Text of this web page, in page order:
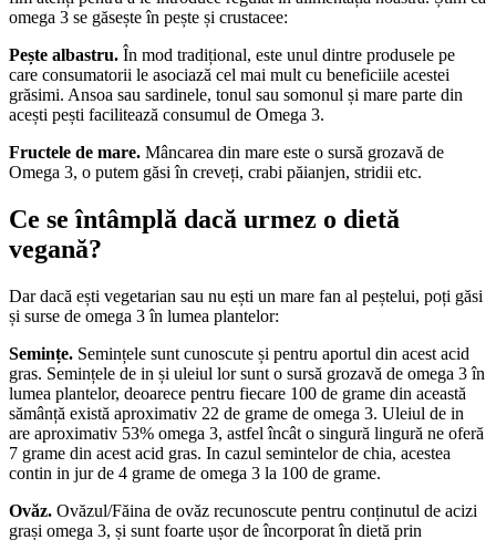
omega 3 se găsește în pește și crustacee:
Pește albastru. În mod tradițional, este unul dintre produsele pe
care consumatorii le asociază cel mai mult cu beneficiile acestei
grăsimi. Ansoa sau sardinele, tonul sau somonul și mare parte din
acești pești facilitează consumul de Omega 3.
Fructele de mare. Mâncarea din mare este o sursă grozavă de
Omega 3, o putem găsi în creveți, crabi păianjen, stridii etc.
Ce se întâmplă dacă urmez o dietă
vegană?
Dar dacă ești vegetarian sau nu ești un mare fan al peștelui, poți găsi
și surse de omega 3 în lumea plantelor:
Semințe. Semințele sunt cunoscute și pentru aportul din acest acid
gras. Semințele de in și uleiul lor sunt o sursă grozavă de omega 3 în
lumea plantelor, deoarece pentru fiecare 100 de grame din această
sămânță există aproximativ 22 de grame de omega 3. Uleiul de in
are aproximativ 53% omega 3, astfel încât o singură lingură ne oferă
7 grame din acest acid gras. In cazul semintelor de chia, acestea
contin in jur de 4 grame de omega 3 la 100 de grame.
Ovăz. Ovăzul/Făina de ovăz recunoscute pentru conținutul de acizi
grași omega 3, și sunt foarte ușor de încorporat în dietă prin